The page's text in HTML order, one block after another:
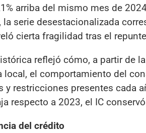
arriba del mismo mes de
la serie desestacionalizada
cierta fragilidad tras el
reflejó cómo, a partir de
local, el comportamiento del
y restricciones presentes cada
respecto a 2023, el IC
del crédito